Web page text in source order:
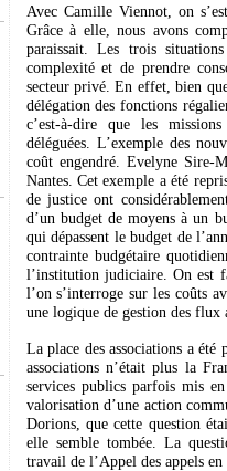
Avec Camille Viennot, on
Grâce à elle, nous avons
paraissait. Les trois
complexité et de prendre
secteur privé. En effet, bien
délégation des fonctions
c’est-à-dire que les
déléguées. L’exemple des
coût engendré. Evelyne Sire-
Nantes. Cet exemple a été
de justice ont
d’un budget de moyens à un
qui dépassent le budget de
contrainte budgétaire
l’institution judiciaire. On est
l’on s’interroge sur les coûts
une logique de gestion des flux
La place des associations a été
associations n’était plus la
services publics parfois mis
valorisation d’une action
Dorions, que cette question
elle semble tombée. La
travail de l’Appel des appels